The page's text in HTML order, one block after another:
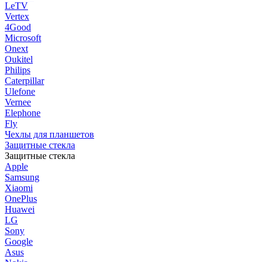
LeTV
Vertex
4Good
Microsoft
Onext
Oukitel
Philips
Caterpillar
Ulefone
Vernee
Elephone
Fly
Чехлы для планшетов
Защитные стекла
Защитные стекла
Apple
Samsung
Xiaomi
OnePlus
Huawei
LG
Sony
Google
Asus